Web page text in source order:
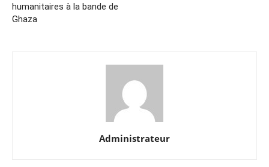
humanitaires à la bande de
Ghaza
Administrateur